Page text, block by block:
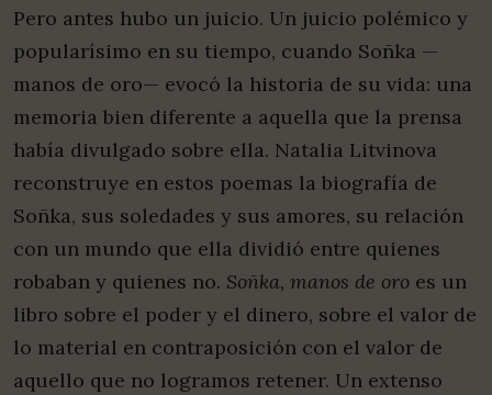
Pero antes hubo un juicio. Un juicio polémico y
popularísimo en su tiempo, cuando Soñka —
manos de oro— evocó la historia de su vida: una
memoria bien diferente a aquella que la prensa
había divulgado sobre ella. Natalia Litvinova
reconstruye en estos poemas la biografía de
Soñka, sus soledades y sus amores, su relación
con un mundo que ella dividió entre quienes
robaban y quienes no. Soñka, manos de oro es un
libro sobre el poder y el dinero, sobre el valor de
lo material en contraposición con el valor de
aquello que no logramos retener. Un extenso